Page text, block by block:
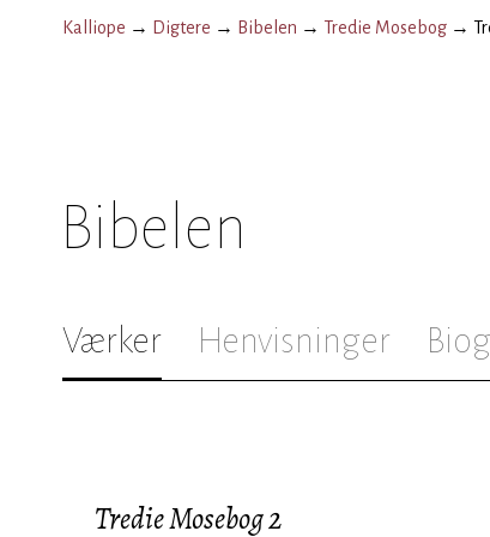
Kalliope → Digtere → Bibelen → Tredie Mosebog →
Bibelen
Værker Henvisninger
Tredie Mosebog 2